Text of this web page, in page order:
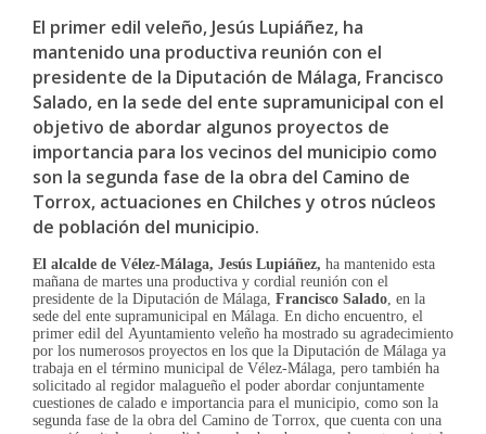
El primer edil veleño, Jesús Lupiáñez, ha
mantenido una productiva reunión con el
presidente de la Diputación de Málaga, Francisco
Salado, en la sede del ente supramunicipal con el
objetivo de abordar algunos proyectos de
importancia para los vecinos del municipio como
son la segunda fase de la obra del Camino de
Torrox, actuaciones en Chilches y otros núcleos
de población del municipio.
El alcalde de Vélez-Málaga, Jesús Lupiáñez, ha mantenido esta
mañana de martes una productiva y cordial reunión con el
presidente de la Diputación de Málaga, Francisco Salado, en la
sede del ente supramunicipal en Málaga. En dicho encuentro, el
primer edil del Ayuntamiento veleño ha mostrado su agradecimiento
por los numerosos proyectos en los que la Diputación de Málaga ya
trabaja en el término municipal de Vélez-Málaga, pero también ha
solicitado al regidor malagueño el poder abordar conjuntamente
cuestiones de calado e importancia para el municipio, como son la
segunda fase de la obra del Camino de Torrox, que cuenta con una